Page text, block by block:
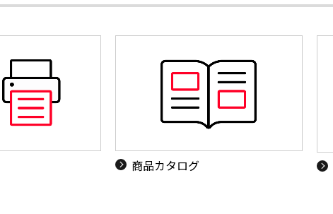
商品カタログ